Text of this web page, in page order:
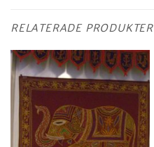
RELATERADE PRODUKTER